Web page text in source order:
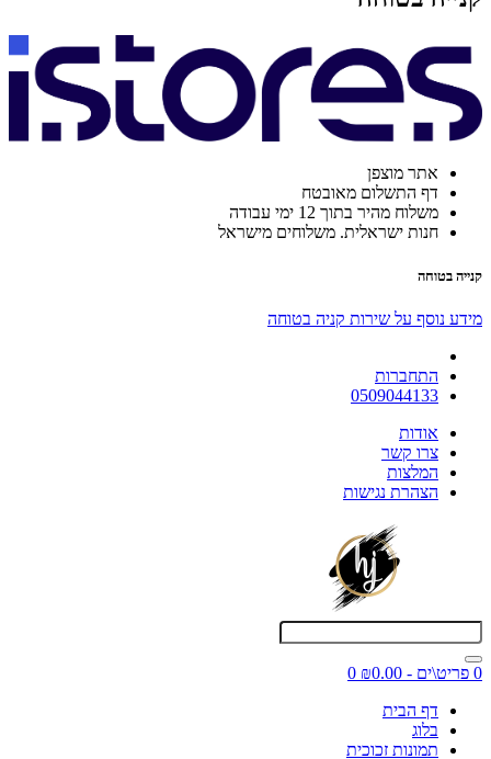
אתר מוצפן
דף התשלום מאובטח
משלוח מהיר בתוך 12 ימי עבודה
חנות ישראלית. משלוחים מישראל
קנייה בטוחה
מידע נוסף על שירות קניה בטוחה
התחברות
0509044133
אודות
צרו קשר
המלצות
הצהרת נגישות
0 פריט\ים - ₪0.00
0
דף הבית
בלוג
תמונות זכוכית